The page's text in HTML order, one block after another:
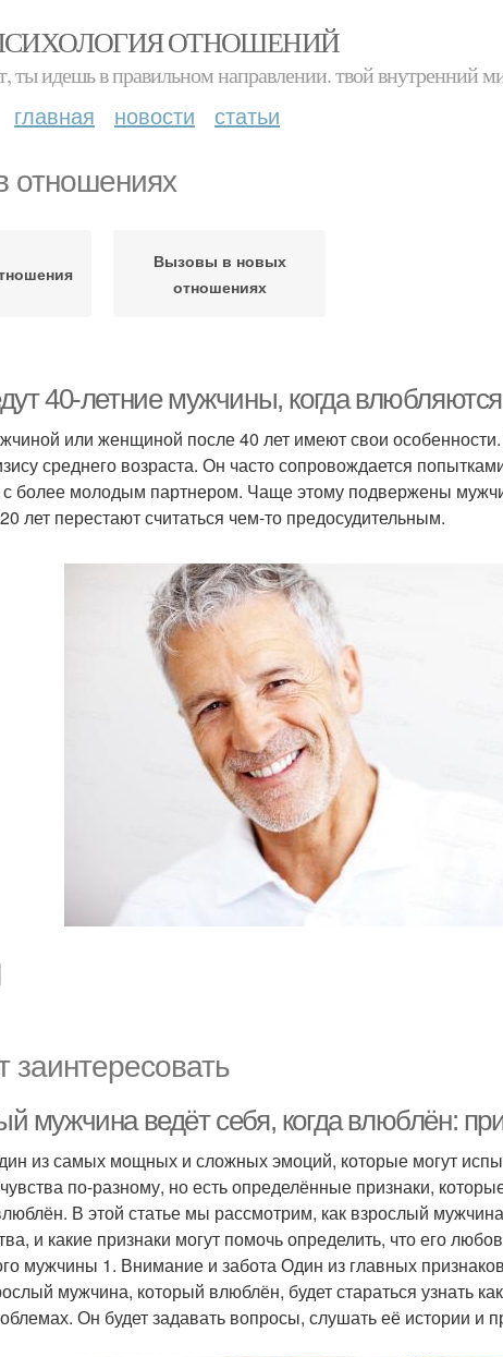
ОТНОШЕНИЙ
ты идешь в правильном направлении. твой внутренний
главная новости статьи
отношениях
Вызовы в новых
отношениях
40-летние мужчины, когда
или женщиной после 40 лет имеют свои
среднего возраста. Он часто сопровождается
более молодым партнером. Чаще этому подвержены
лет перестают считаться чем-то предосудительным.
мужчина ведёт себя, когда влюблён:
из самых мощных и сложных эмоций, которые могут
по-разному, но есть определённые признаки,
В этой статье мы рассмотрим, как взрослый
и какие признаки могут помочь определить, что его
мужчины 1. Внимание и забота Один из главных
мужчина, который влюблён, будет стараться узнать
Он будет задавать вопросы, слушать её истории и